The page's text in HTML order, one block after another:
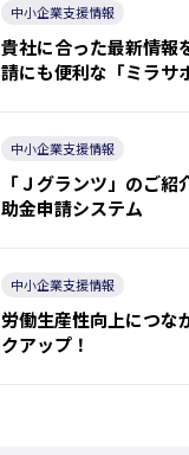
中小企業支援情報
貴社に合った最新情報
請にも便利な「ミラサ
中小企業支援情報
「Ｊグランツ」のご
助金申請システム
中小企業支援情報
労働生産性向上につな
クアップ！